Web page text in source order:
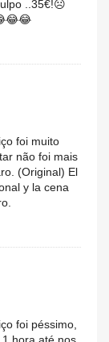
..35€!☹️
foi muito
não foi mais
(Original) El
y la cena
foi péssimo,
hora até nos